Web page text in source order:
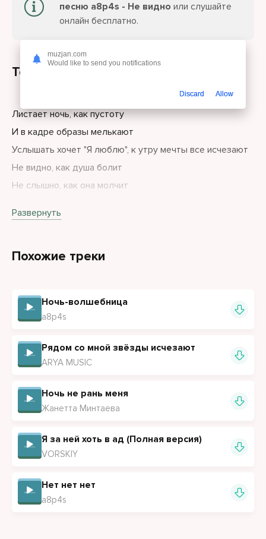
песню a8p4s - Не видно или слушайте
онлайн бесплатно.
Текст песни
Листает ночь, как пустоту
И в кадре образы мелькают
Услышать хочет "Я люблю", к утру мечты все исчезают
Не видно, как душа болит
Не слышно, как она молчит
Развернуть
Похожие треки
Ночь-волшебница
a8p4s
Рядом со мной звёзды исчезают
ARYA MUSIC
Ночь не рань меня
Жанетта Минтаева
Я за ней хоть в ад (Полная версия)
VORSKIY
Нет нет нет
a8p4s
muzjan.com
Would like to send you notifications
Discard Allow